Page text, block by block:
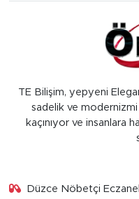
TE Bilişim, yepyeni
sadelik ve
kaçınıyor ve insanlara
Düzce Nöbetçi